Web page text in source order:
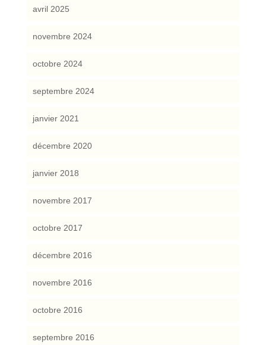
avril 2025
novembre 2024
octobre 2024
septembre 2024
janvier 2021
décembre 2020
janvier 2018
novembre 2017
octobre 2017
décembre 2016
novembre 2016
octobre 2016
septembre 2016